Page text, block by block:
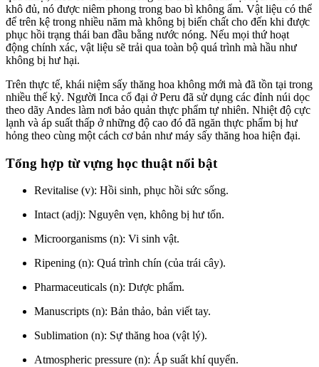
khô đủ, nó được niêm phong trong bao bì không ẩm. Vật liệu có thể
để trên kệ trong nhiều năm mà không bị biến chất cho đến khi được
phục hồi trạng thái ban đầu bằng nước nóng. Nếu mọi thứ hoạt
động chính xác, vật liệu sẽ trải qua toàn bộ quá trình mà hầu như
không bị hư hại.
Trên thực tế, khái niệm sấy thăng hoa không mới mà đã tồn tại trong
nhiều thế kỷ. Người Inca cổ đại ở Peru đã sử dụng các đỉnh núi dọc
theo dãy Andes làm nơi bảo quản thực phẩm tự nhiên. Nhiệt độ cực
lạnh và áp suất thấp ở những độ cao đó đã ngăn thực phẩm bị hư
hỏng theo cùng một cách cơ bản như máy sấy thăng hoa hiện đại.
Tổng hợp từ vựng học thuật nổi bật
Revitalise (v): Hồi sinh, phục hồi sức sống.
Intact (adj): Nguyên vẹn, không bị hư tổn.
Microorganisms (n): Vi sinh vật.
Ripening (n): Quá trình chín (của trái cây).
Pharmaceuticals (n): Dược phẩm.
Manuscripts (n): Bản thảo, bản viết tay.
Sublimation (n): Sự thăng hoa (vật lý).
Atmospheric pressure (n): Áp suất khí quyển.